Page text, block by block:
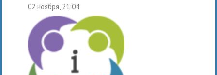
02 ноября, 21:04